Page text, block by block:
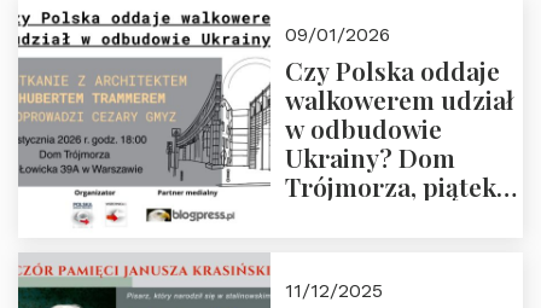
godz. 18:00.
Zapraszamy!
09/01/2026
Czy Polska oddaje
walkowerem udział
w odbudowie
Ukrainy? Dom
Trójmorza, piątek
11/12/2025